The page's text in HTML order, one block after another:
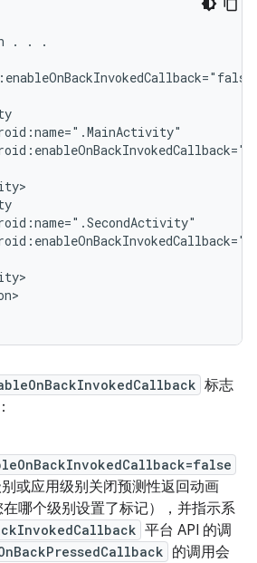
. . .
标志
或应用级别关闭预测性返回动画
在哪个级别设置了标记），并指示系
平台 API 的调
的调用会